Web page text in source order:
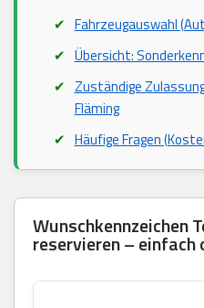
Fahrzeugauswahl
Übersicht:
Zuständige
Fläming
Häufige Fragen
Wunschkennzeichen
reservieren – einfach